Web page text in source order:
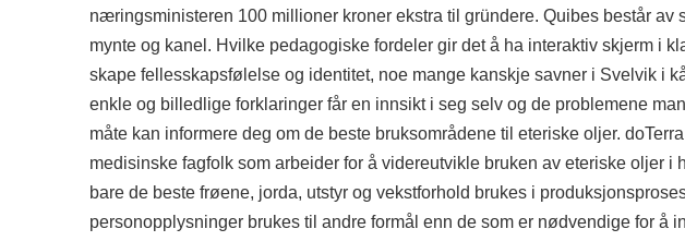
næringsministeren 100 millioner kroner ekstra til gründere. Quibes består av
mynte og kanel. Hvilke pedagogiske fordeler gir det å ha interaktiv skjerm i
skape fellesskapsfølelse og identitet, noe mange kanskje savner i Svelvik i
enkle og billedlige forklaringer får en innsikt i seg selv og de problemene
måte kan informere deg om de beste bruksområdene til eteriske oljer.
medisinske fagfolk som arbeider for å videreutvikle bruken av eteriske oljer
bare de beste frøene, jorda, utstyr og vekstforhold brukes i
personopplysninger brukes til andre formål enn de som er nødvendige for å